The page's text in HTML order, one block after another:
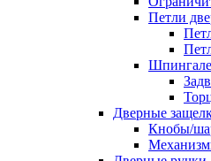
Петли
Дверные
Кнобы/